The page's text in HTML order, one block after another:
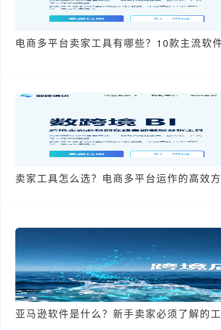
电商多平台卖家工具有哪些？10款主流软
卖家工具怎么选？电商多平台运作的高效
亚马逊软件是什么？新手卖家必须了解的